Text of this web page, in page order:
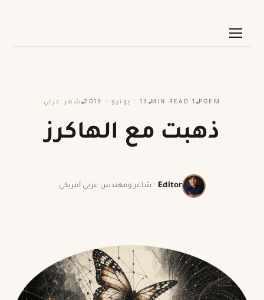
POEM
1 MIN READ 13 · يونيو · 2019 شعر غزلي
ذهبت مع الهاكرز
Editor
· شاعر ومهندس عربي أمريكي